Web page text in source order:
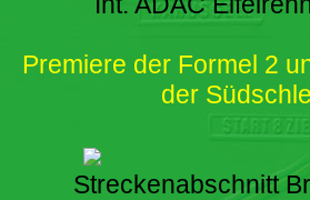
Premiere der Formel 2
der
Streckenabschnitt